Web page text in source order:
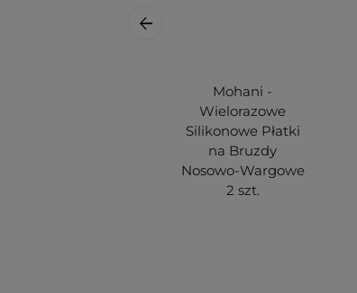
Mohani -
Wielorazowe
Silikonowe Płatki
na Bruzdy
Nosowo-Wargowe
2 szt.